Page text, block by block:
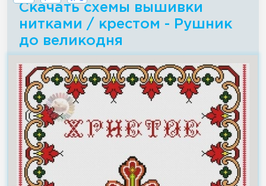
Скачать схемы вышивки
нитками / крестом - Рушник
до великодня